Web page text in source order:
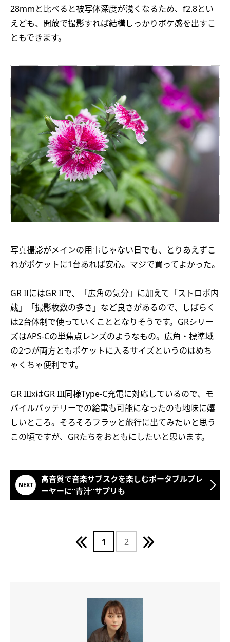
28mmと比べると被写体深度が浅くなるため、f2.8とい
えども、開放で撮影すれば結構しっかりボケ感を出すこ
ともできます。
写真撮影がメインの用事じゃない日でも、とりあえずこ
れがポケットに1台あれば安心。マジで買ってよかった。
GR IIにはGR IIで、「広角の気分」に加えて「ストロボ内
蔵」「撮影枚数の多さ」など良さがあるので、しばらく
は2台体制で使っていくこととなりそうです。GRシリー
ズはAPS-Cの単焦点レンズのようなもの。広角・標準域
の2つが両方ともポケットに入るサイズというのはめち
ゃくちゃ便利です。
GR IIIxはGR III同様Type-C充電に対応しているので、モ
バイルバッテリーでの給電も可能になったのも地味に嬉
しいところ。そろそろフラッと旅行に出てみたいと思う
この頃ですが、GRたちをおともにしたいと思います。
高音質で音楽サブスクを楽しむポータブルプレ
ーヤーに“青汁”サプリも
1 2